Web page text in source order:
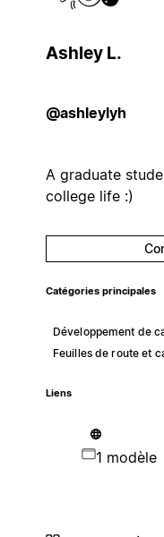
Ashley L.
@ashleylyh
A graduate
college life :)
Catégories principales
Développement de
Feuilles de route et
Liens
1 modèle